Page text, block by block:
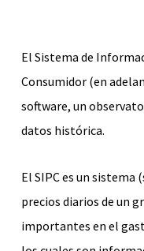
El Sistema de
Consumidor (en
software, un
datos histórica.
El SIPC es un sistema
precios diarios de un
importantes en el